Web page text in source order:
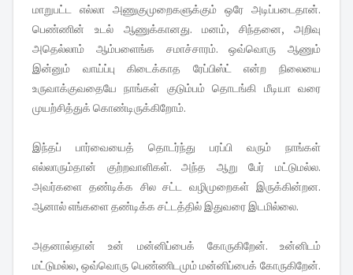
மாறுபட்ட எல்லா அணுகுமுறைகளுக்கும் ஒரே அடிப்படைதான்.
பெண்ணின் உடல் ஆணுக்கானது. மனம், சிந்தனை, அறிவு
அதெல்லாம் ஆம்பளைங்க சமாச்சாரம். ஒவ்வொரு ஆணும்
இன்னும் வாய்ப்பு கிடைக்காத ரேப்பிஸ்ட் என்ற நிலையை
உருவாக்குவதையே நாங்கள் குடும்பம் தொடங்கி மீடியா வரை
முயற்சித்துக் கொண்டிருக்கிறோம்.
இந்தப் பார்வையைத் தொடர்ந்து பரப்பி வரும் நாங்கள்
எல்லாரும்தான் குற்றவாளிகள். அந்த ஆறு பேர் மட்டுமல்ல.
அவர்களை தண்டிக்க சில சட்ட வழிமுறைகள் இருக்கின்றன.
ஆனால் எங்களை தண்டிக்க சட்டத்தில் இதுவரை இடமில்லை.
அதனால்தான் உன் மன்னிப்பைக் கோருகிறேன். உன்னிடம்
மட்டுமல்ல, ஒவ்வொரு பெண்ணிடமும் மன்னிப்பைக் கோருகிறேன்.